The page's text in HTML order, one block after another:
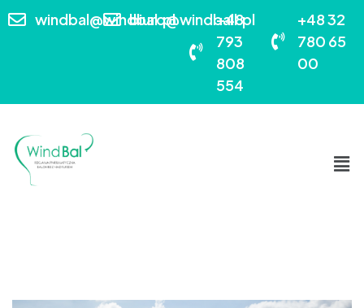
windbal@windbal.plbiuro@windball.pl
+48
793
808
554
+48 32
780 65
00